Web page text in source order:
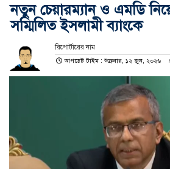
নতুন চেয়ারম্যান ও এমডি
সম্মিলিত ইসলামী ব্যাংকে
রিপোর্টারের নাম
আপডেট টাইম : শুক্রবার, ১২ জুন, ২০২৬